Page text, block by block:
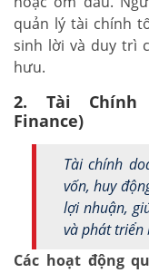
quản lý tài chính
sinh lời và duy trì
hưu.
2. Tài Chính
Finance)
Tài chính
vốn, huy
lợi nhuận,
và phát triển
Các hoạt động